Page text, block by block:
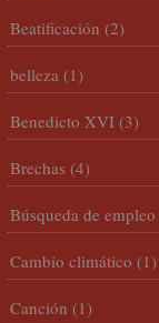
Beatificación (2)
belleza (1)
Benedicto XVI (3)
Brechas (4)
Búsqueda de empleo
Cambio climático (1)
Canción (1)